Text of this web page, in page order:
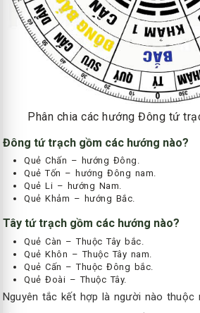
Phân chia các hướng Đông tứ
Đông tứ trạch gồm các hướng nào?
Quẻ Chấn – hướng Đông.
Quẻ Tốn – hướng Đông nam.
Quẻ Li – hướng Nam.
Quẻ Khảm – hướng Bắc.
Tây tứ trạch gồm các hướng nào?
Quẻ Càn – Thuộc Tây bắc.
Quẻ Khôn – Thuộc Tây nam.
Quẻ Cấn – Thuộc Đông bắc.
Quẻ Đoài – Thuộc Tây.
Nguyên tắc kết hợp là người nào thuộc